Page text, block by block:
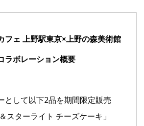
フェ 上野駅東京×上野の森美術館
ラボレーション概要
として以下2品を期間限定販売
スターライト チーズケーキ」